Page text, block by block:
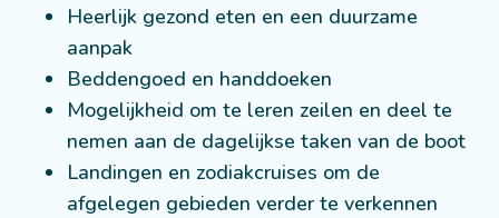
Heerlijk gezond eten en een duurzame
aanpak
Beddengoed en handdoeken
Mogelijkheid om te leren zeilen en deel te
nemen aan de dagelijkse taken van de boot
Landingen en zodiakcruises om de
afgelegen gebieden verder te verkennen